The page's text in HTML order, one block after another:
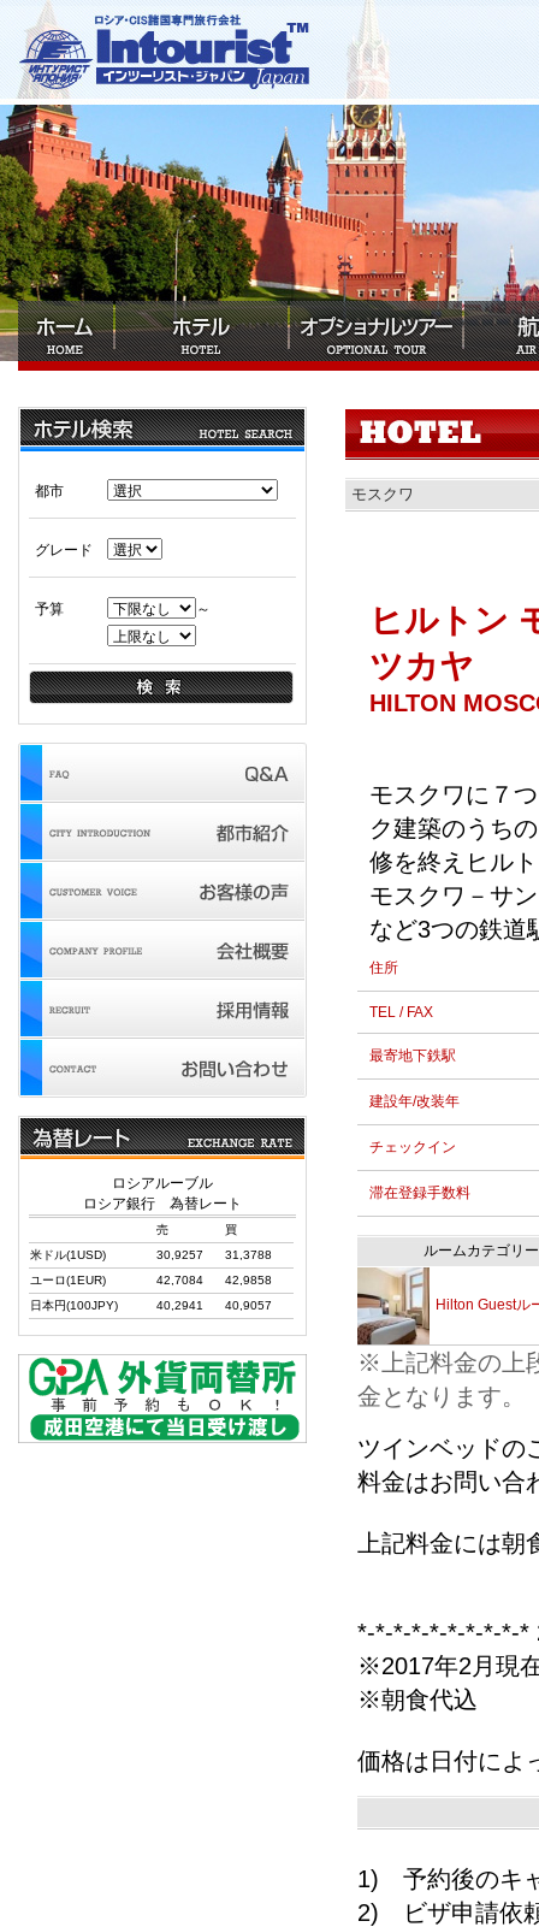
モスクワ
ヒルトン
ツカヤ
HILTON
モスクワに７
ク建築のうち
修を終えヒル
モスクワ－サ
など3つの鉄道
住所
TEL / FAX
最寄地下鉄駅
建設年/改装年
チェックイン
滞在登録手数料
ルームカテゴリー
Hilton Guestル
※上記料金の上
金となります。
ツインベッドの
料金はお問い合
上記料金には
*-*-*-*-*-*-*-*-*-*
※2017年2月現
※朝食代込
価格は日付によ
1) 予約後のキ
2) ビザ申請依
都市
グレード
予算 ～
ロシアルーブル
ロシア銀行 為替レート
売
買
米ドル(1USD)
30,9257
31,3788
ユーロ(1EUR)
42,7084
42,9858
日本円(100JPY)
40,2941 40,9057